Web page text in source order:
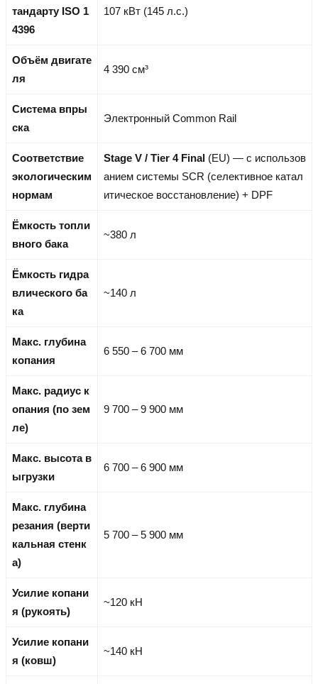
тандарту ISO 1
4396
107 кВт (145 л.с.)
Объём двигате
ля
4 390 см³
Система впры
ска
Электронный Common Rail
Соответствие
экологическим
нормам
Stage V / Tier 4 Final (EU) — с использов
анием системы SCR (селективное катал
итическое восстановление) + DPF
Ёмкость топли
вного бака
~380 л
Ёмкость гидра
влического ба
ка
~140 л
Макс. глубина
копания
6 550 – 6 700 мм
Макс. радиус к
опания (по зем
ле)
9 700 – 9 900 мм
Макс. высота в
ыгрузки
6 700 – 6 900 мм
Макс. глубина
резания (верти
кальная стенк
а)
5 700 – 5 900 мм
Усилие копани
я (рукоять)
~120 кН
Усилие копани
я (ковш)
~140 кН